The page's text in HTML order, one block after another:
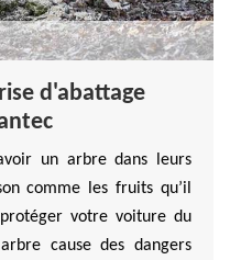
d'abattage
un arbre dans leurs
comme les fruits qu’il
votre voiture du
cause des dangers